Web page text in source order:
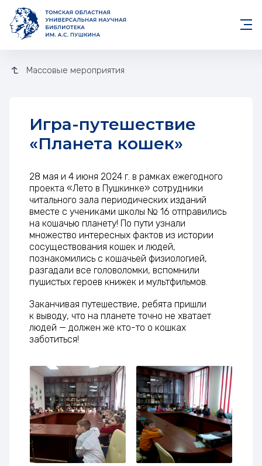
Массовые мероприятия
Игра-путешествие
«Планета кошек»
Игра-путешествие «Планета
28 мая и 4 июня 2024 г. в рамках ежегодного
проекта «Лето в Пушкинке» сотрудники
читального зала периодических изданий
вместе с учениками школы № 16 отправились
на кошачью планету! По пути узнали
множество интересных фактов из истории
сосуществования кошек и людей,
познакомились с кошачьей физиологией,
разгадали все головоломки, вспомнили
пушистых героев книжек и мультфильмов.
Заканчивая путешествие, ребята пришли
к выводу, что на планете точно не хватает
людей — должен же кто-то о кошках
заботиться!